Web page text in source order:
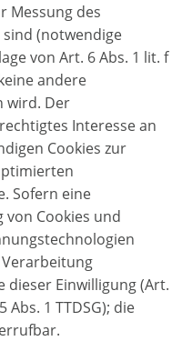
Messung des
(notwendige
von Art. 6 Abs. 1 lit. f
andere
wird. Der
Interesse an
Cookies zur
Sofern eine
von Cookies und
dieser Einwilligung (Art.
Abs. 1 TTDSG); die